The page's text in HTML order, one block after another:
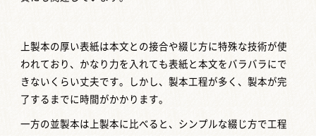
上製本の厚い表紙は本文との接合や綴じ方に特殊な技術が使
われており、かなり力を入れても表紙と本文をバラバラにで
きないくらい丈夫です。しかし、製本工程が多く、製本が完
了するまでに時間がかかります。
一方の並製本は上製本に比べると、シンプルな綴じ方で工程